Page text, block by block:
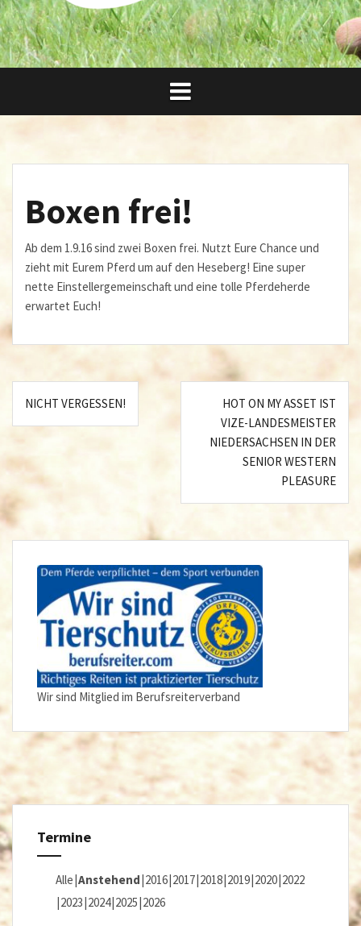
Boxen frei!
Ab dem 1.9.16 sind zwei Boxen frei. Nutzt Eure Chance und
zieht mit Eurem Pferd um auf den Heseberg! Eine super
nette Einstellergemeinschaft und eine tolle Pferdeherde
erwartet Euch!
Beitragsnavigation
NICHT VERGESSEN!
HOT ON MY ASSET IST
VIZE-LANDESMEISTER
NIEDERSACHSEN IN DER
SENIOR WESTERN
PLEASURE
Wir sind Mitglied im Berufsreiterverband
Termine
Alle Anstehend 2016 2017 2018 2019 2020 2022
2023 2024 2025 2026